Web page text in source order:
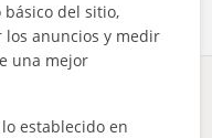
del sitio,
anuncios y medir
una mejor
establecido en